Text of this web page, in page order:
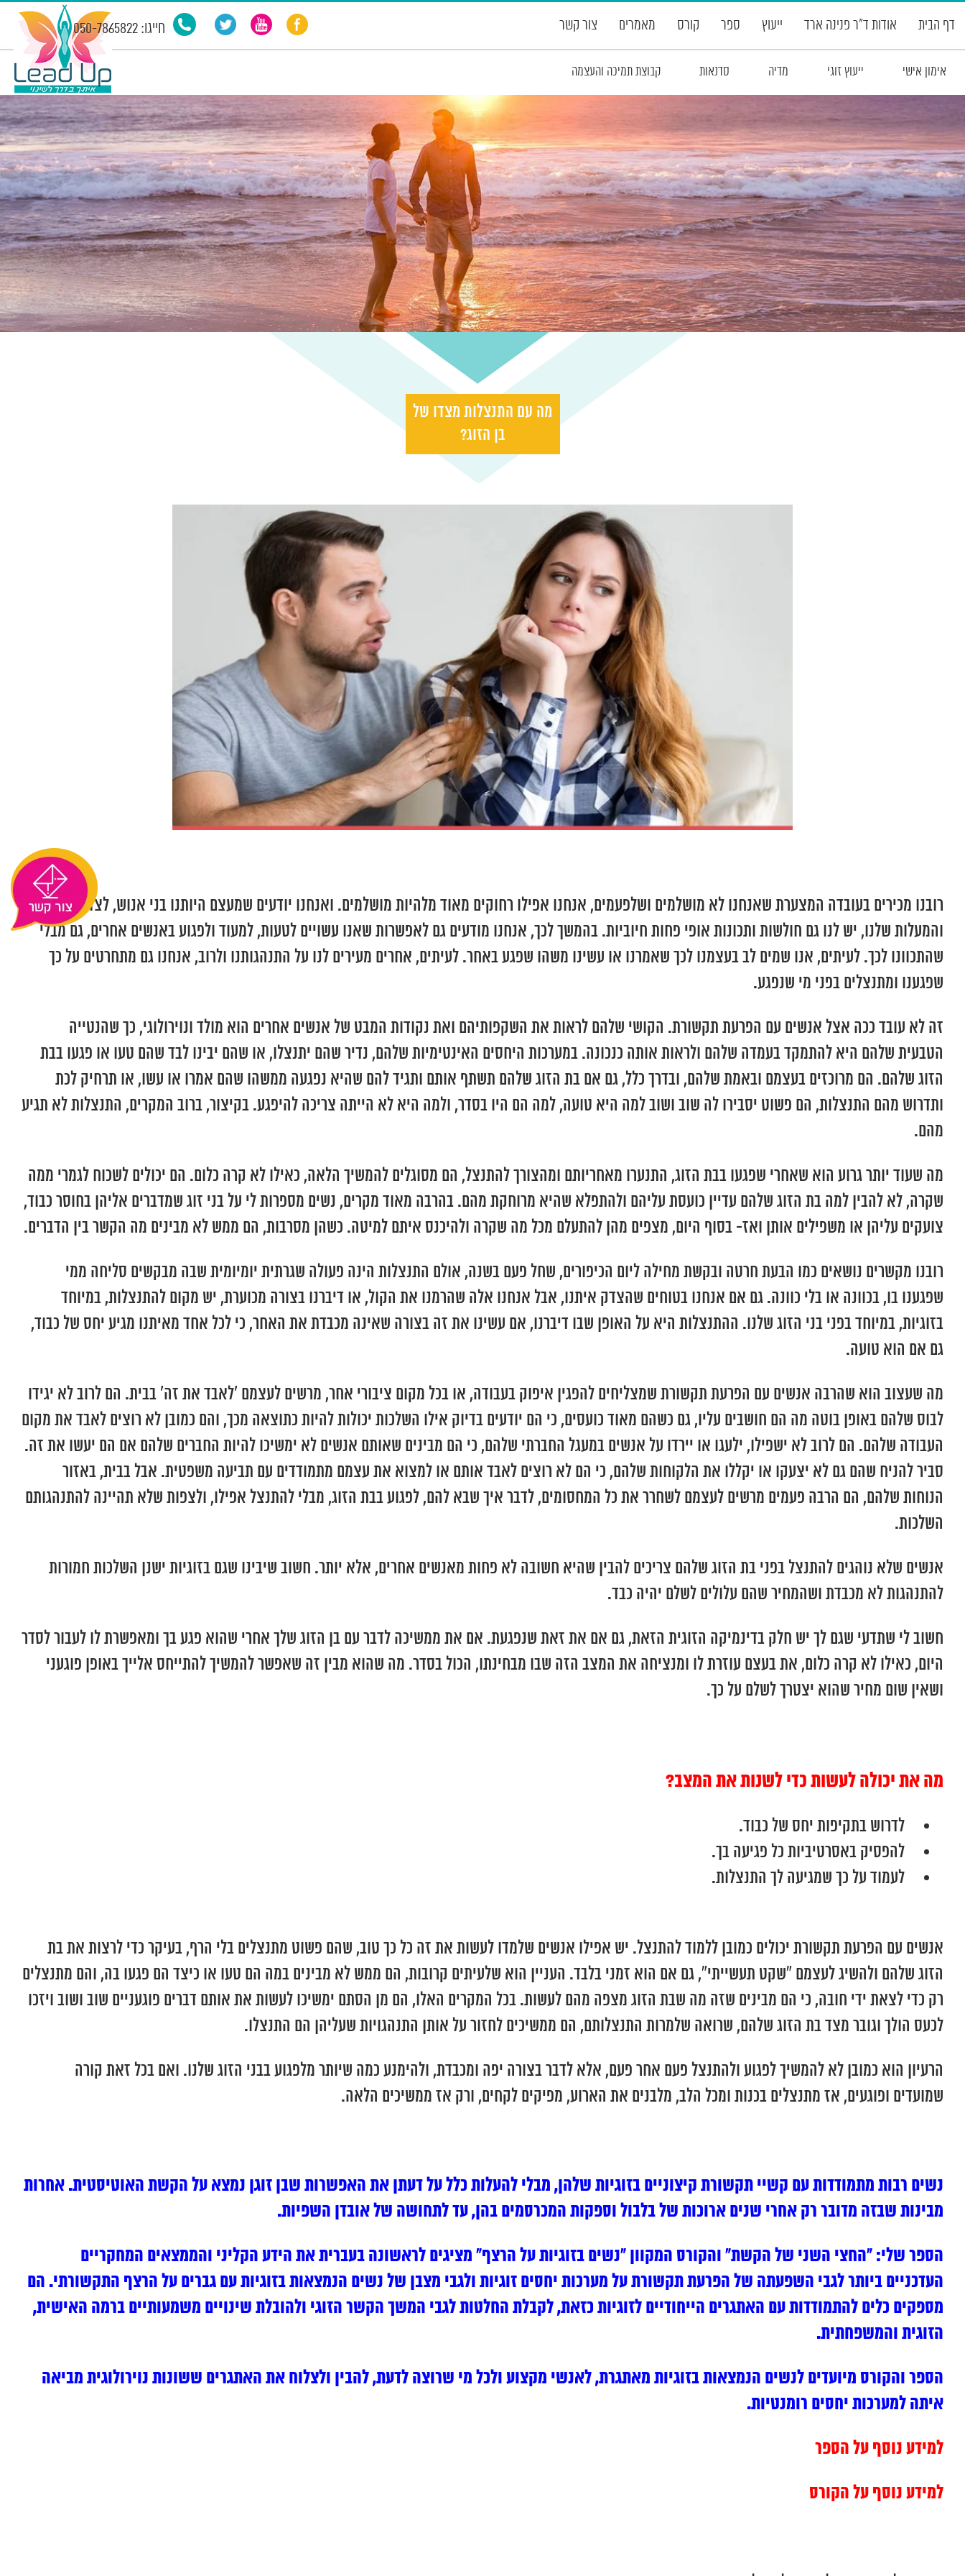
דף הבית אודות ד”ר פנינה ארד ייעוץ ספר קורס מאמרים צור קשר חייגו: 050-7865822
אימון אישי ייעוץ זוגי מדיה סדנאות קבוצת תמיכה והעצמה
מה עם התנצלות מצדו של
בן הזוג?
רובנו מכירים בעובדה המצערת שאנחנו לא מושלמים ושלפעמים, אנחנו אפילו רחוקים מאוד מלהיות מושלמים. ואנחנו יודעים שמעצם היותנו בני אנוש, לצד החזקות
והמעלות שלנו, יש לנו גם חולשות ותכונות אופי פחות חיוביות. בהמשך לכך, אנחנו מודעים גם לאפשרות שאנו עשויים לטעות, למעוד ולפגוע באנשים אחרים, גם מבלי
שהתכוונו לכך. לעיתים, אנו שמים לב בעצמנו לכך שאמרנו או עשינו משהו שפגע באחר. לעיתים, אחרים מעירים לנו על התנהגותנו ולרוב, אנחנו גם מתחרטים על כך
שפגענו ומתנצלים בפני מי שנפגע.
זה לא עובד ככה אצל אנשים עם הפרעת תקשורת. הקושי שלהם לראות את השקפותיהם ואת נקודות המבט של אנשים אחרים הוא מולד ונוירולוגי, כך שהנטייה
הטבעית שלהם היא להתמקד בעמדה שלהם ולראות אותה כנכונה. במערכות היחסים האינטימיות שלהם, נדיר שהם יתנצלו, או שהם יבינו לבד שהם טעו או פגעו בבת
הזוג שלהם. הם מרוכזים בעצמם ובאמת שלהם, ובדרך כלל, גם אם בת הזוג שלהם תשתף אותם ותגיד להם שהיא נפגעה ממשהו שהם אמרו או עשו, או תרחיק לכת
ותדרוש מהם התנצלות, הם פשוט יסבירו לה שוב ושוב למה היא טועה, למה הם היו בסדר, ולמה היא לא הייתה צריכה להיפגע. בקיצור, ברוב המקרים, התנצלות לא תגיע
מהם.
מה שעוד יותר גרוע הוא שאחרי שפגעו בבת הזוג, התנערו מאחריותם ומהצורך להתנצל, הם מסוגלים להמשיך הלאה, כאילו לא קרה כלום. הם יכולים לשכוח לגמרי ממה
שקרה, לא להבין למה בת הזוג שלהם עדיין כועסת עליהם ולהתפלא שהיא מרוחקת מהם. בהרבה מאוד מקרים, נשים מספרות לי על בני זוג שמדברים אליהן בחוסר כבוד,
צועקים עליהן או משפילים אותן ואז- בסוף היום, מצפים מהן להתעלם מכל מה שקרה ולהיכנס איתם למיטה. כשהן מסרבות, הם ממש לא מבינים מה הקשר בין הדברים.
רובנו מקשרים נושאים כמו הבעת חרטה ובקשת מחילה ליום הכיפורים, שחל פעם בשנה, אולם התנצלות הינה פעולה שגרתית יומיומית שבה מבקשים סליחה ממי
שפגענו בו, בכוונה או בלי כוונה. גם אם אנחנו בטוחים שהצדק איתנו, אבל אנחנו אלה שהרמנו את הקול, או דיברנו בצורה מכוערת, יש מקום להתנצלות, במיוחד
בזוגיות, במיוחד בפני בני הזוג שלנו. ההתנצלות היא על האופן שבו דיברנו, אם עשינו את זה בצורה שאינה מכבדת את האחר, כי לכל אחד מאיתנו מגיע יחס של כבוד,
גם אם הוא טועה.
מה שעצוב הוא שהרבה אנשים עם הפרעת תקשורת שמצליחים להפגין איפוק בעבודה, או בכל מקום ציבורי אחר, מרשים לעצמם ‘לאבד את זה’ בבית. הם לרוב לא יגידו
לבוס שלהם באופן בוטה מה הם חושבים עליו, גם כשהם מאוד כועסים, כי הם יודעים בדיוק אילו השלכות יכולות להיות כתוצאה מכך, והם כמובן לא רוצים לאבד את מקום
העבודה שלהם. הם לרוב לא ישפילו, ילעגו או יירדו על אנשים במעגל החברתי שלהם, כי הם מבינים שאותם אנשים לא ימשיכו להיות החברים שלהם אם הם יעשו את זה.
סביר להניח שהם גם לא יצעקו או יקללו את הלקוחות שלהם, כי הם לא רוצים לאבד אותם או למצוא את עצמם מתמודדים עם תביעה משפטית. אבל בבית, באזור
הנוחות שלהם, הם הרבה פעמים מרשים לעצמם לשחרר את כל המחסומים, לדבר איך שבא להם, לפגוע בבת הזוג, מבלי להתנצל אפילו, ולצפות שלא תהיינה להתנהגותם
השלכות.
אנשים שלא נוהגים להתנצל בפני בת הזוג שלהם צריכים להבין שהיא חשובה לא פחות מאנשים אחרים, אלא יותר. חשוב שיבינו שגם בזוגיות ישנן השלכות חמורות
להתנהגות לא מכבדת ושהמחיר שהם עלולים לשלם יהיה כבד.
חשוב לי שתדעי שגם לך יש חלק בדינמיקה הזוגית הזאת, גם אם את זאת שנפגעת. אם את ממשיכה לדבר עם בן הזוג שלך אחרי שהוא פגע בך ומאפשרת לו לעבור לסדר
היום, כאילו לא קרה כלום, את בעצם עוזרת לו ומנציחה את המצב הזה שבו מבחינתו, הכול בסדר. מה שהוא מבין זה שאפשר להמשיך להתייחס אלייך באופן פוגעני
ושאין שום מחיר שהוא יצטרך לשלם על כך.
מה את יכולה לעשות כדי לשנות את המצב?
לדרוש בתקיפות יחס של כבוד.
להפסיק באסרטיביות כל פגיעה בך.
לעמוד על כך שמגיעה לך התנצלות.
אנשים עם הפרעת תקשורת יכולים כמובן ללמוד להתנצל. יש אפילו אנשים שלמדו לעשות את זה כל כך טוב, שהם פשוט מתנצלים בלי הרף, בעיקר כדי לרצות את בת
הזוג שלהם ולהשיג לעצמם “שקט תעשייתי”, גם אם הוא זמני בלבד. העניין הוא שלעיתים קרובות, הם ממש לא מבינים במה הם טעו או כיצד הם פגעו בה, והם מתנצלים
רק כדי לצאת ידי חובה, כי הם מבינים שזה מה שבת הזוג מצפה מהם לעשות. בכל המקרים האלו, הם מן הסתם ימשיכו לעשות את אותם דברים פוגעניים שוב ושוב ויזכו
לכעס הולך וגובר מצד בת הזוג שלהם, שרואה שלמרות התנצלותם, הם ממשיכים לחזור על אותן התנהגויות שעליהן הם התנצלו.
הרעיון הוא כמובן לא להמשיך לפגוע ולהתנצל פעם אחר פעם, אלא לדבר בצורה יפה ומכבדת, ולהימנע כמה שיותר מלפגוע בבני הזוג שלנו. ואם בכל זאת קורה
שמועדים ופוגעים, אז מתנצלים בכנות ומכל הלב, מלבנים את הארוע, מפיקים לקחים, ורק אז ממשיכים הלאה.
נשים רבות מתמודדות עם קשיי תקשורת קיצוניים בזוגיות שלהן, מבלי להעלות כלל על דעתן את האפשרות שבן זוגן נמצא על הקשת האוטיסטית. אחרות
מבינות שבזה מדובר רק אחרי שנים ארוכות של בלבול וספקות המכרסמים בהן, עד לתחושה של אובדן השפיות.
הספר שלי: “החצי השני של הקשת” והקורס המקוון “נשים בזוגיות על הרצף” מציגים לראשונה בעברית את הידע הקליני והממצאים המחקריים
העדכניים ביותר לגבי השפעתה של הפרעת תקשורת על מערכות יחסים זוגיות ולגבי מצבן של נשים הנמצאות בזוגיות עם גברים על הרצף התקשורתי. הם
מספקים כלים להתמודדות עם האתגרים הייחודיים לזוגיות כזאת, לקבלת החלטות לגבי המשך הקשר הזוגי ולהובלת שינויים משמעותיים ברמה האישית,
הזוגית והמשפחתית.
הספר והקורס מיועדים לנשים הנמצאות בזוגיות מאתגרת, לאנשי מקצוע ולכל מי שרוצה לדעת, להבין ולצלוח את האתגרים ששונות נוירולוגית מביאה
איתה למערכות יחסים רומנטיות.
למידע נוסף על הספר
למידע נוסף על הקורס